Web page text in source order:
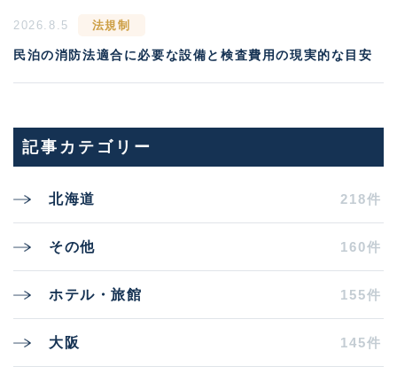
2026.8.5 法規制
民泊の消防法適合に必要な設備と検査費用の現実的な目安
記事カテゴリー
北海道 218件
その他 160件
ホテル・旅館 155件
大阪 145件